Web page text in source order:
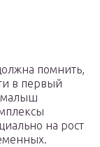
помнить,
в первый
малыш
на рост